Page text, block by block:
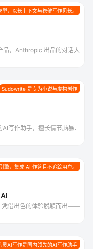
，以长上下文与稳健写作见长。
品，Anthropic 出品的对话大
Sudowrite 是专为小说与虚构创作
写作助手，擅长情节脑暴、
擎，集成 AI 作答且不追踪用户。
凭借出色的体验脱颖而出——
灵AI写作是国内领先的AI写作助手